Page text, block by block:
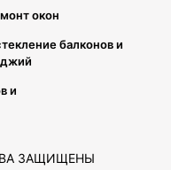
окон
балконов и
и
ЗАЩИЩЕНЫ